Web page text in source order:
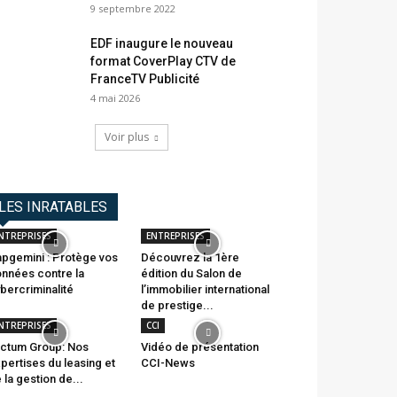
9 septembre 2022
EDF inaugure le nouveau
format CoverPlay CTV de
FranceTV Publicité
4 mai 2026
Voir plus
LES INRATABLES
: Protège vos
contre la
ENTREPRISES
Découvrez la 1ère
édition du Salon de
l’immobilier international
de prestige...
Group: Nos
du leasing et
la gestion de...
CCI
Vidéo de présentation
CCI-News